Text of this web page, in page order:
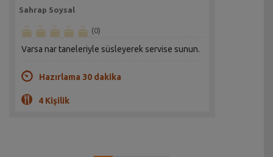
Sahrap Soysal
(0)
Varsa nar taneleriyle süsleyerek servise sunun.
Hazırlama 30 dakika
4 Kişilik